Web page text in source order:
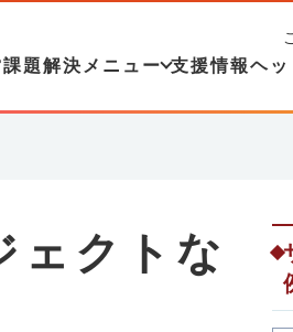
題解決メニュー 支援情報ヘッ
ェクトな